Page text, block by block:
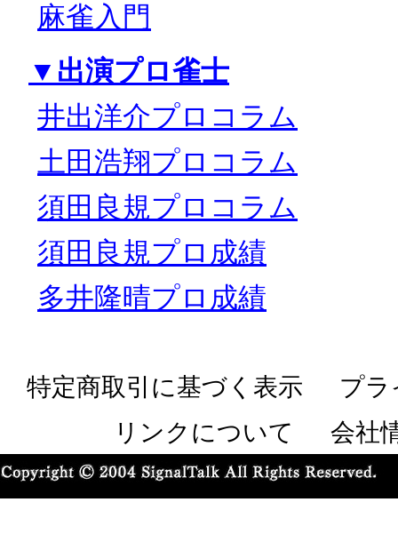
麻雀入門
▼出演プロ雀士
井出洋介プロコラム
土田浩翔プロコラム
須田良規プロコラム
須田良規プロ成績
多井隆晴プロ成績
特定商取引に基づく表示
プラ
リンクについて
会社